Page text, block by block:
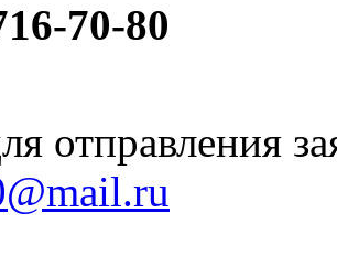
70-80
отправления